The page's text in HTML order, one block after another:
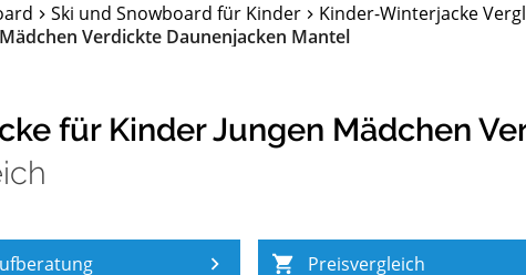
Ski und Snowboard für Kinder
Kinder-Winterjacke
Mädchen Verdickte Daunenjacken Mantel
für Kinder Jungen Mädchen
Preisvergleich